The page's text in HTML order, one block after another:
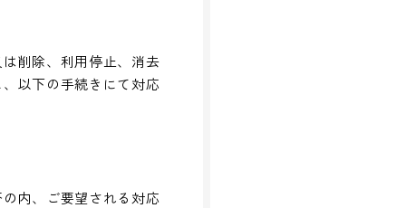
削除、利用停止、消去
以下の手続きにて対応
内、ご要望される対応